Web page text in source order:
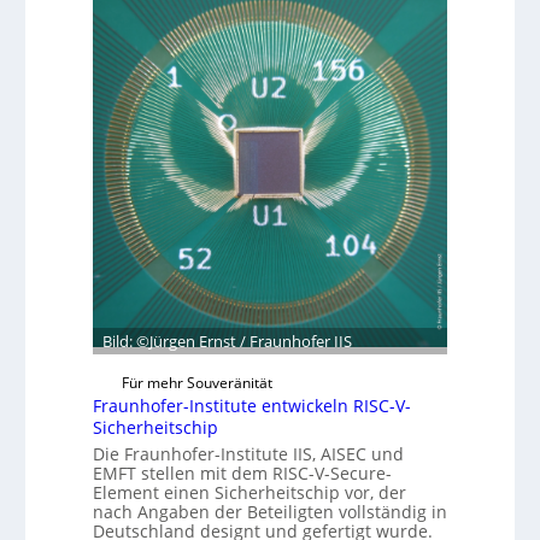
h
m
e
n
z
u
m
C
y
b
r
e
s
i
l
i
e
n
c
e
A
c
t
a
g
r
ü
n
t
e
c
h
ä
f
t
s
e
i
n
h
Bild: ©Jürgen Ernst / Fraunhofer IIS
Für mehr Souveränität
Fraunhofer-Institute entwickeln RISC-V-
Sicherheitschip
Die Fraunhofer-Institute IIS, AISEC und
EMFT stellen mit dem RISC-V-Secure-
Element einen Sicherheitschip vor, der
nach Angaben der Beteiligten vollständig in
Deutschland designt und gefertigt wurde.